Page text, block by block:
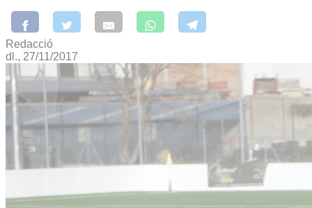
Redacció
dl., 27/11/2017